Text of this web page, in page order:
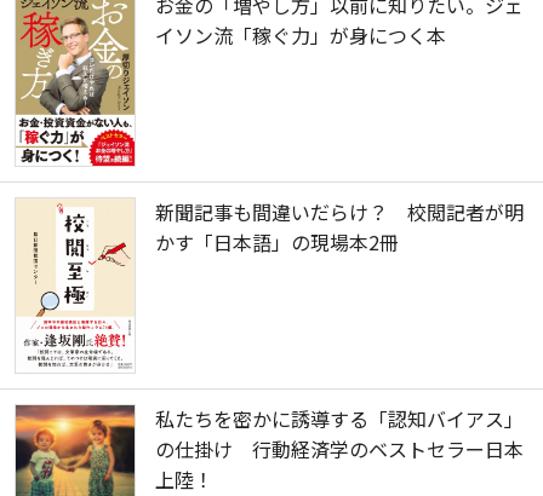
イソン流「稼ぐ力」が身につく本
新聞記事も間違いだらけ？ 校閲記者が明
かす「日本語」の現場本2冊
私たちを密かに誘導する「認知バイアス」
の仕掛け 行動経済学のベストセラー日本
上陸！